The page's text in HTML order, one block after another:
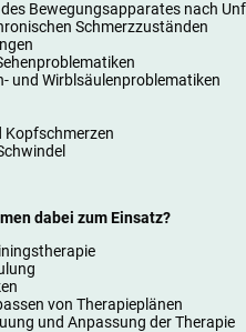
Bewegungsapparates nach
Schmerzzuständen
und Wirblsäulenproblematiken
Kopfschmerzen
dabei zum Einsatz?
von Therapieplänen
und Anpassung der Therapie